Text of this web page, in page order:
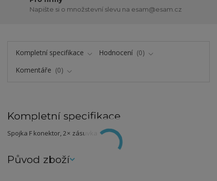
Napište si o množstevní slevu na esam@esam.cz
Kompletní specifikace Hodnocení
0
Komentáře
0
Kompletní specifikace
Spojka F konektor, 2× zásuvka
Původ zboží